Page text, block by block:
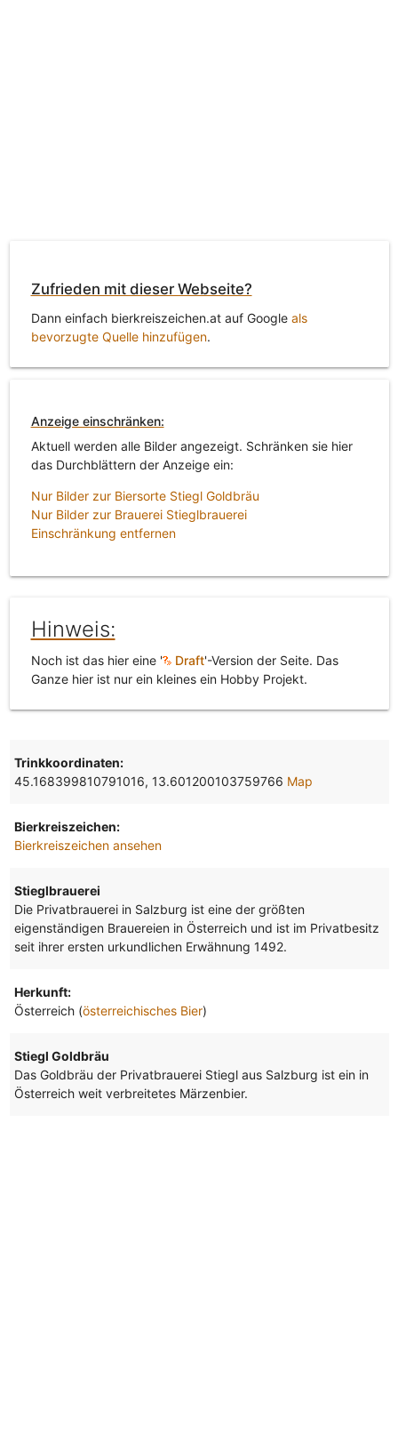
Zufrieden mit dieser Webseite?
Dann einfach bierkreiszeichen.at auf Google als
bevorzugte Quelle hinzufügen.
Anzeige einschränken:
Aktuell werden alle Bilder angezeigt. Schränken sie hier
das Durchblättern der Anzeige ein:
Nur Bilder zur Biersorte Stiegl Goldbräu
Nur Bilder zur Brauerei Stieglbrauerei
Einschränkung entfernen
Hinweis:
Noch ist das hier eine ' Draft'-Version der Seite. Das
Ganze hier ist nur ein kleines ein Hobby Projekt.
Trinkkoordinaten:
45.168399810791016, 13.601200103759766 Map
Bierkreiszeichen:
Bierkreiszeichen ansehen
Stieglbrauerei
Die Privatbrauerei in Salzburg ist eine der größten
eigenständigen Brauereien in Österreich und ist im Privatbesitz
seit ihrer ersten urkundlichen Erwähnung 1492.
Herkunft:
Österreich (österreichisches Bier)
Stiegl Goldbräu
Das Goldbräu der Privatbrauerei Stiegl aus Salzburg ist ein in
Österreich weit verbreitetes Märzenbier.